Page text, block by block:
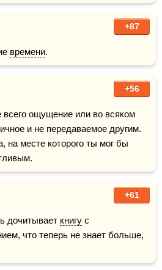
+87
времени.
+56
ощущение или во всяком
и не передаваемое другим.
на месте которого ты мог бы
+61
дочитывает книгу с
что теперь не знает больше,